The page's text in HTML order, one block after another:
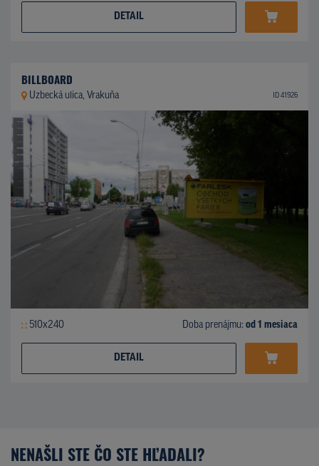
DETAIL
BILLBOARD
Uzbecká ulica, Vrakuňa ID 41926
510x240 Doba prenájmu: od 1 mesiaca
DETAIL
NENAŠLI STE ČO STE HĽADALI?